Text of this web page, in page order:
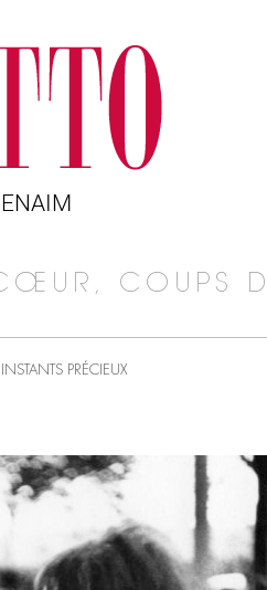
COUPS
INSTANTS PRÉCIEUX